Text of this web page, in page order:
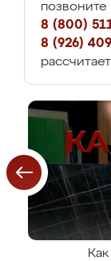
8 (800)
8 (926)